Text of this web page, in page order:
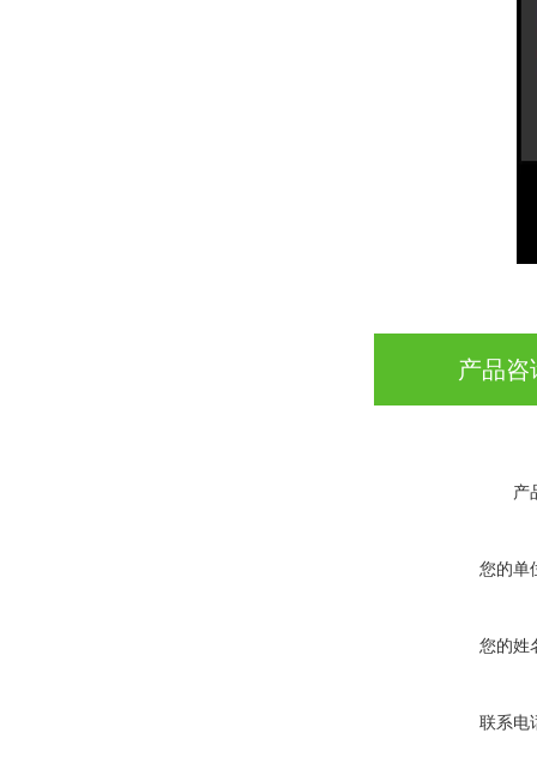
产品咨
产
您的单
您的姓
联系电